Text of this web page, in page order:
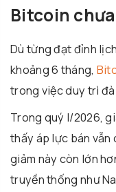
Bitcoin
Dù từng đạt đỉnh
khoảng 6 tháng,
trong việc duy trì
Trong quý I/2026,
thấy áp lực bán vẫn
giảm này còn lớn
truyền thống như